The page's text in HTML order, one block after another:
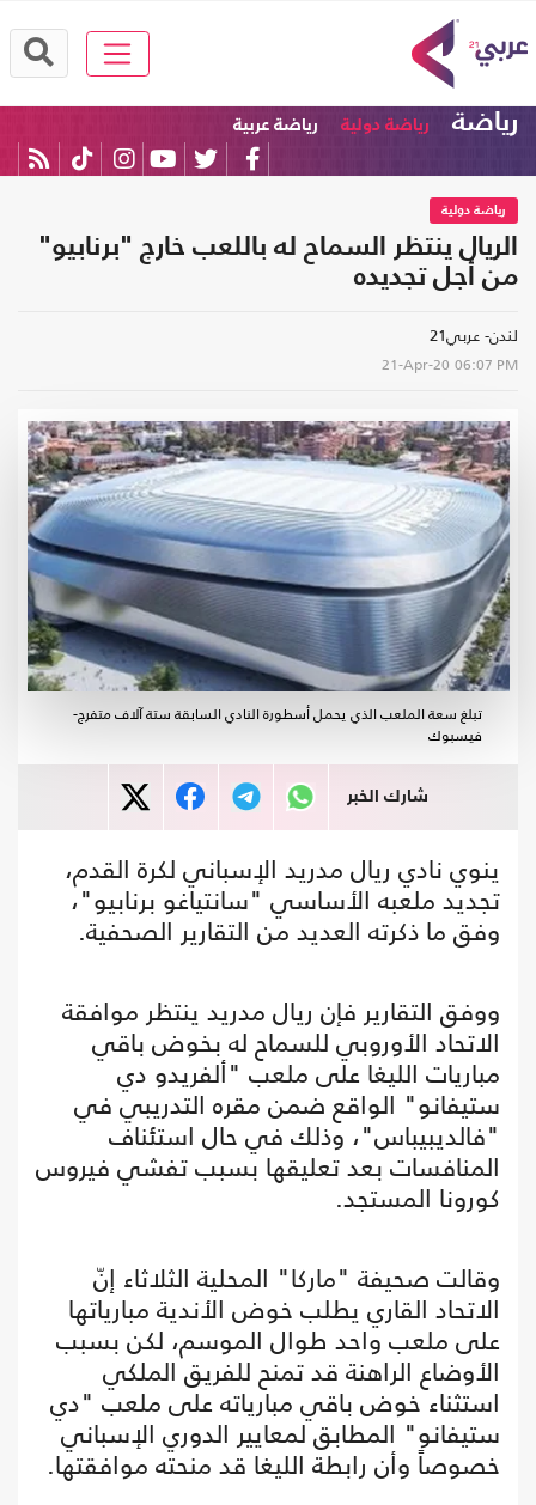
رياضة رياضة دولية رياضة عربية
رياضة دولية
الريال ينتظر السماح له باللعب خارج "برنابيو"
من أجل تجديده
لندن- عربي21
21-Apr-20 06:07 PM
تبلغ سعة الملعب الذي يحمل أسطورة النادي السابقة ستة آلاف متفرج-
فيسبوك
شارك الخبر
ينوي نادي ريال مدريد الإسباني لكرة القدم،
تجديد ملعبه الأساسي "سانتياغو برنابيو"،
وفق ما ذكرته العديد من التقارير الصحفية.
ووفق التقارير فإن ريال مدريد ينتظر موافقة
الاتحاد الأوروبي للسماح له بخوض باقي
مباريات الليغا على ملعب "ألفريدو دي
ستيفانو" الواقع ضمن مقره التدريبي في
"فالديبيباس"، وذلك في حال استئناف
المنافسات بعد تعليقها بسبب تفشي فيروس
كورونا المستجد.
وقالت صحيفة "ماركا" المحلية الثلاثاء إنّ
الاتحاد القاري يطلب خوض الأندية مبارياتها
على ملعب واحد طوال الموسم، لكن بسبب
الأوضاع الراهنة قد تمنح للفريق الملكي
استثناء خوض باقي مبارياته على ملعب "دي
ستيفانو" المطابق لمعايير الدوري الإسباني
خصوصاً وأن رابطة الليغا قد منحته موافقتها.